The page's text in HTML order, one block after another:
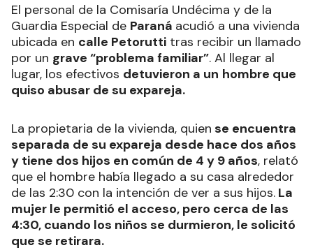
El personal de la Comisaría Undécima y de la
Guardia Especial de Paraná acudió a una vivienda
ubicada en calle Petorutti tras recibir un llamado
por un grave “problema familiar”. Al llegar al
lugar, los efectivos detuvieron a un hombre que
quiso abusar de su expareja.
La propietaria de la vivienda, quien se encuentra
separada de su expareja desde hace dos años
y tiene dos hijos en común de 4 y 9 años, relató
que el hombre había llegado a su casa alrededor
de las 2:30 con la intención de ver a sus hijos. La
mujer le permitió el acceso, pero cerca de las
4:30, cuando los niños se durmieron, le solicitó
que se retirara.